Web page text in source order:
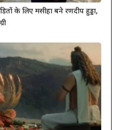
के लिए मसीहा बने रणदीप हुड्डा,